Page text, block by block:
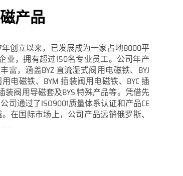
产品
创立以来，已发展成为一家占地8000平
业，拥有超过150名专业员工。公司年产
，涵盖BYZ 直流湿式阀用电磁铁、BYJ
电磁铁、BYM 插装阀用电磁铁、BYC 插
装阀用导磁套及BYS 特殊产品等。凭借先
司通过了ISO9001质量体系认证和产品CE
在国际市场上，公司产品远销俄罗斯、